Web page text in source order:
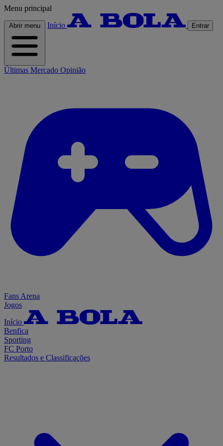
Menu principal
Abrir menu Início Entrar
Últimas Mercado Opinião
Fans Arena
Jogos
Início
Benfica
Sporting
FC Porto
Resultados e Classificações